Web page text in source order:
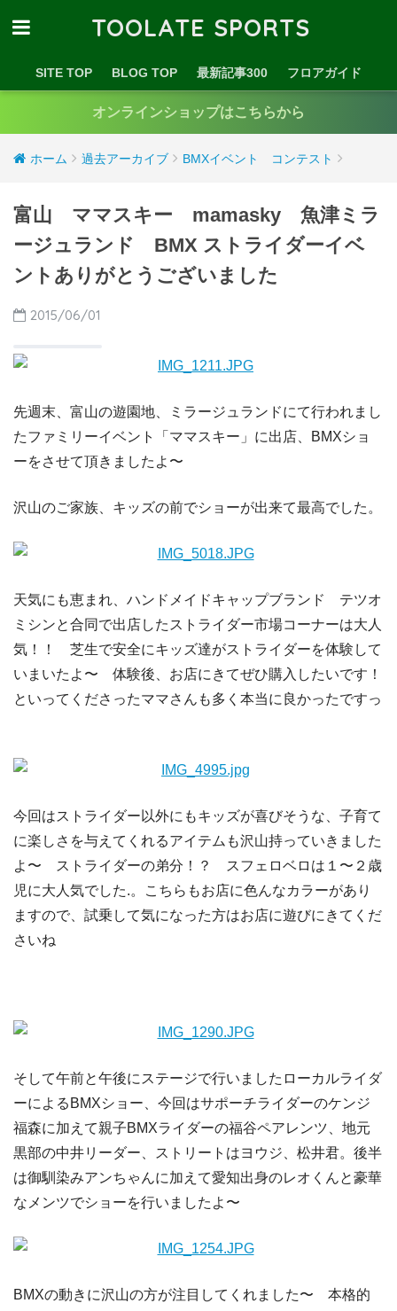
TOOLATE SPORTS
SITE TOP BLOG TOP 最新記事300 フロアガイド
オンラインショップはこちらから
ホーム 過去アーカイブ BMXイベント コンテスト
富山 ママスキー mamasky 魚津ミラ
ージュランド BMX ストライダーイベ
ントありがとうございました
2015/06/01
先週末、富山の遊園地、ミラージュランドにて行われまし
たファミリーイベント「ママスキー」に出店、BMXショ
ーをさせて頂きましたよ〜
沢山のご家族、キッズの前でショーが出来て最高でした。
天気にも恵まれ、ハンドメイドキャップブランド テツオ
ミシンと合同で出店したストライダー市場コーナーは大人
気！！ 芝生で安全にキッズ達がストライダーを体験して
いまいたよ〜 体験後、お店にきてぜひ購入したいです！
といってくださったママさんも多く本当に良かったですっ
今回はストライダー以外にもキッズが喜びそうな、子育て
に楽しさを与えてくれるアイテムも沢山持っていきました
よ〜 ストライダーの弟分！？ スフェロベロは１〜２歳
児に大人気でした.。こちらもお店に色んなカラーがあり
ますので、試乗して気になった方はお店に遊びにきてくだ
さいね
そして午前と午後にステージで行いましたローカルライダ
ーによるBMXショー、今回はサポーチライダーのケンジ
福森に加えて親子BMXライダーの福谷ペアレンツ、地元
黒部の中井リーダー、ストリートはヨウジ、松井君。後半
は御馴染みアンちゃんに加えて愛知出身のレオくんと豪華
なメンツでショーを行いましたよ〜
BMXの動きに沢山の方が注目してくれました〜 本格的